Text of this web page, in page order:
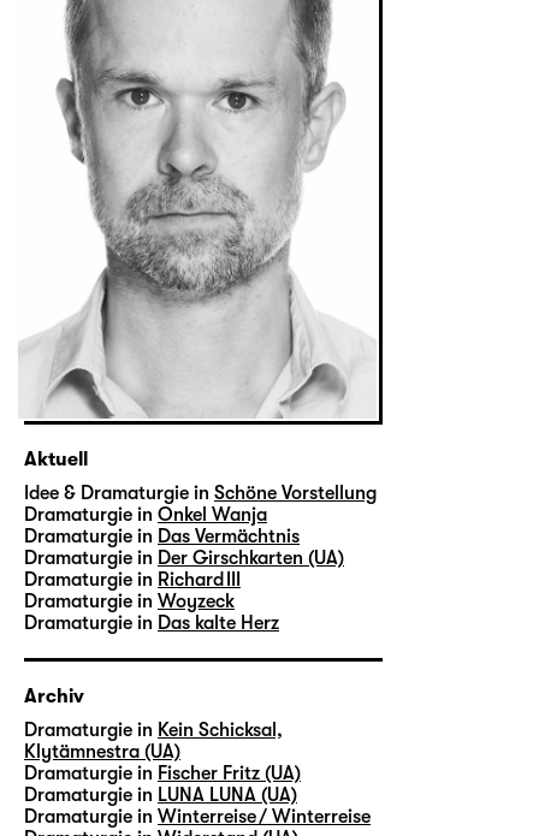
Aktuell
Idee & Dramaturgie in Schöne Vorstellung
Dramaturgie in Onkel Wanja
Dramaturgie in Das Vermächtnis
Dramaturgie in Der Girschkarten (UA)
Dramaturgie in Richard III
Dramaturgie in Woyzeck
Dramaturgie in Das kalte Herz
Archiv
Dramaturgie in Kein Schicksal,
Klytämnestra (UA)
Dramaturgie in Fischer Fritz (UA)
Dramaturgie in LUNA LUNA (UA)
Dramaturgie in Winterreise / Winterreise